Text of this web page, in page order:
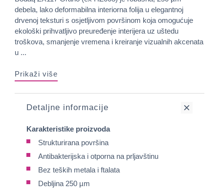
debela, lako deformabilna interiorna folija u elegantnoj
drvenoj teksturi s osjetljivom površinom koja omogućuje
ekološki prihvatljivo preuređenje interijera uz uštedu
troškova, smanjenje vremena i kreiranje vizualnih akcenata
u ...
Prikaži više
Detaljne informacije
Karakteristike proizvoda
Strukturirana površina
Antibakterijska i otporna na prljavštinu
Bez teških metala i ftalata
Debljina 250 µm